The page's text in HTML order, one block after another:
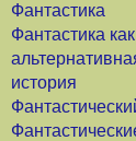
Фантастика
Фантастика как
история